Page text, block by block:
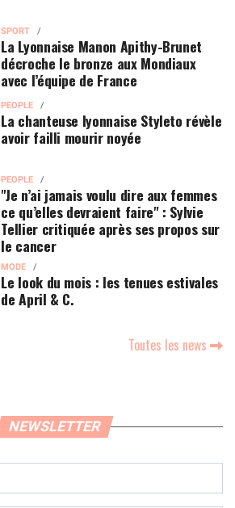
SPORT
La Lyonnaise Manon Apithy-Brunet
décroche le bronze aux Mondiaux
avec l’équipe de France
PEOPLE
La chanteuse lyonnaise Styleto révèle
avoir failli mourir noyée
PEOPLE
"Je n’ai jamais voulu dire aux femmes
ce qu’elles devraient faire" : Sylvie
Tellier critiquée après ses propos sur
le cancer
MODE
Le look du mois : les tenues estivales
de April & C.
Toutes les news
NEWSLETTER